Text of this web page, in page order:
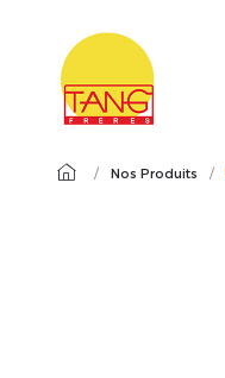
/ Nos Produits /